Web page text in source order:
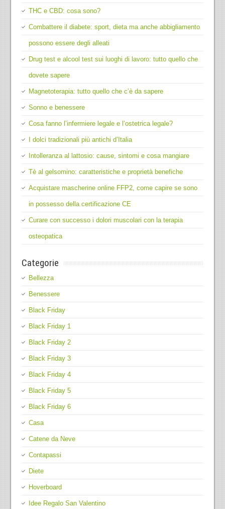
THC e CBD: cosa sono?
Combattere il diabete: sport, dieta ma anche abbigliamento
possono essere degli alleati
Drug test e alcool test sui luoghi di lavoro: tutto quello che
dovete sapere
Magnetoterapia: tutto quello che c’è da sapere
Sonno e benessere
Cosa fanno l’infermiere legale e l’ostetrica legale?
I dolci tradizionali più antichi d’Italia
Intolleranza al lattosio: cause, sintomi e cosa mangiare
Tè al gelsomino: caratteristiche e proprietà benefiche
Acquistare mascherine online FFP2, come capire se sono
in possesso della certificazione CE
Curare con successo i dolori muscolari con la terapia
osteopatica
Categorie
Bellezza
Benessere
Black Friday
Black Friday 1
Black Friday 2
Black Friday 3
Black Friday 4
Black Friday 5
Black Friday 6
Casa
Catene da Neve
Contapassi
Diete
Hoverboard
Idee Regalo San Valentino